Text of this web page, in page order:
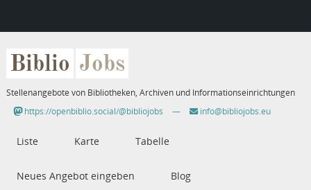
Biblio Jobs
Stellenangebote von Bibliotheken, Archiven und Informationseinrichtungen
https://openbiblio.social/@bibliojobs
— info@bibliojobs.eu
Liste Karte Tabelle
Neues Angebot eingeben Blog